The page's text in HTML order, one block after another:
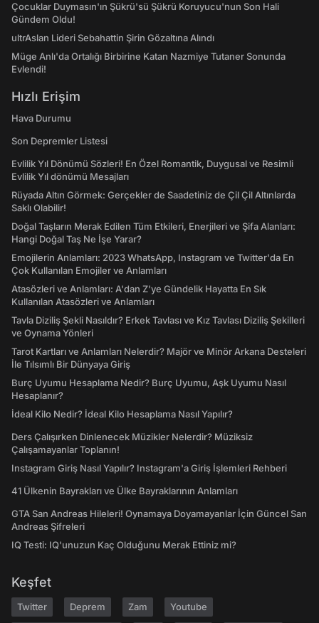
Çocuklar Duymasın'ın Şükrü'sü Şükrü Koruyucu'nun Son Hali
Gündem Oldu!
ultrAslan Lideri Sebahattin Şirin Gözaltına Alındı
Müge Anlı'da Ortalığı Birbirine Katan Nazmiye Tutaner Sonunda
Evlendi!
Hızlı Erişim
Hava Durumu
Son Depremler Listesi
Evlilik Yıl Dönümü Sözleri! En Özel Romantik, Duygusal ve Resimli
Evlilik Yıl dönümü Mesajları
Rüyada Altın Görmek: Gerçekler de Saadetiniz de Çil Çil Altınlarda
Saklı Olabilir!
Doğal Taşların Merak Edilen Tüm Etkileri, Enerjileri ve Şifa Alanları:
Hangi Doğal Taş Ne İşe Yarar?
Emojilerin Anlamları: 2023 WhatsApp, Instagram ve Twitter'da En
Çok Kullanılan Emojiler ve Anlamları
Atasözleri ve Anlamları: A'dan Z'ye Gündelik Hayatta En Sık
Kullanılan Atasözleri ve Anlamları
Tavla Diziliş Şekli Nasıldır? Erkek Tavlası ve Kız Tavlası Diziliş Şekilleri
ve Oynama Yönleri
Tarot Kartları ve Anlamları Nelerdir? Majör ve Minör Arkana Desteleri
İle Tılsımlı Bir Dünyaya Giriş
Burç Uyumu Hesaplama Nedir? Burç Uyumu, Aşk Uyumu Nasıl
Hesaplanır?
İdeal Kilo Nedir? İdeal Kilo Hesaplama Nasıl Yapılır?
Ders Çalışırken Dinlenecek Müzikler Nelerdir? Müziksiz
Çalışamayanlar Toplanın!
Instagram Giriş Nasıl Yapılır? Instagram'a Giriş İşlemleri Rehberi
41 Ülkenin Bayrakları ve Ülke Bayraklarının Anlamları
GTA San Andreas Hileleri! Oynamaya Doyamayanlar İçin Güncel San
Andreas Şifreleri
IQ Testi: IQ'unuzun Kaç Olduğunu Merak Ettiniz mi?
Keşfet
Twitter Deprem Zam Youtube